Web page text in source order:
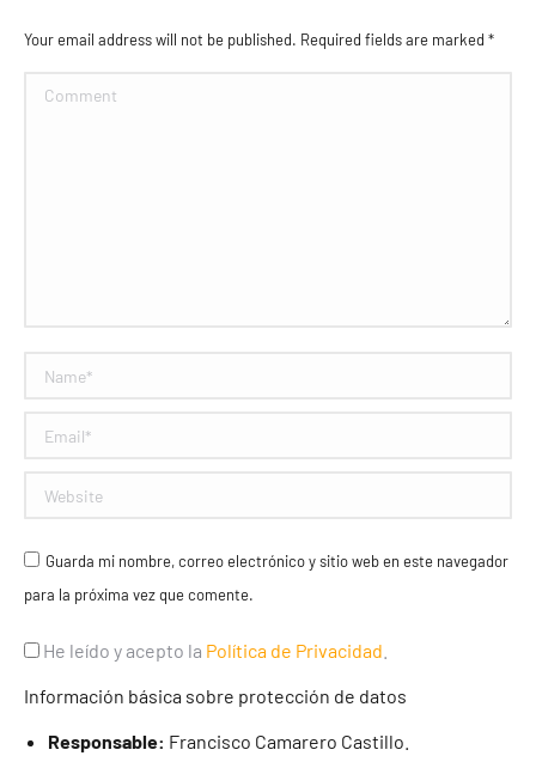
Your email address will not be published. Required fields are marked *
Comment
Name *
Email *
Website
Guarda mi nombre, correo electrónico y sitio web en este navegador
para la próxima vez que comente.
He leído y acepto la Política de Privacidad
Información básica sobre protección de datos
Responsable: Francisco Camarero Castillo.